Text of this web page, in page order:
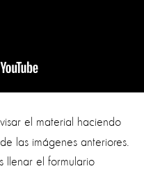
el material haciendo
las imágenes anteriores.
llenar el formulario